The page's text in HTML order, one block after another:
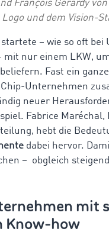
François Gerardy
Logo und dem Vision-
startete – wie so oft
mit nur einem LKW,
Fast ein
Unternehmen
neuer
Fabrice
hebt die
dabei hervor.
– obgleich
mit
Know-how